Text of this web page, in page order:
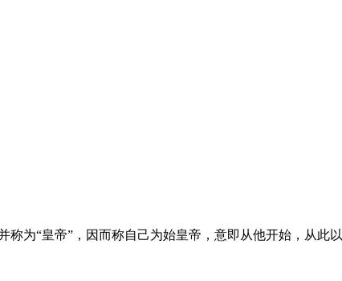
为“皇帝”，因而称自己为始皇帝，意即从他开始，从此